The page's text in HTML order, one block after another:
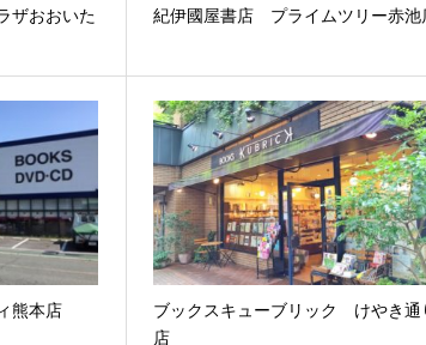
ザおおいた
紀伊國屋書店 プライムツリー赤池
熊本店
ブックスキューブリック けやき通
店